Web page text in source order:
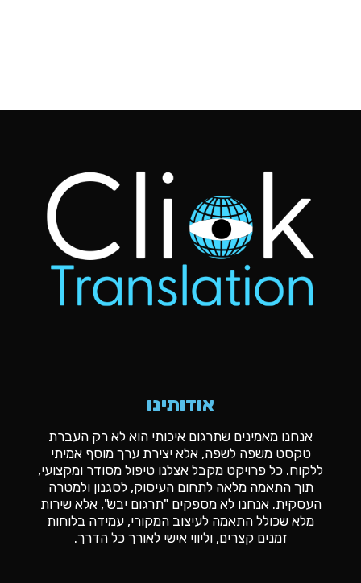
אודותינו
אנחנו מאמינים שתרגום איכותי הוא לא רק העברת
טקסט משפה לשפה, אלא יצירת ערך מוסף אמיתי
ללקוח. כל פרויקט מקבל אצלנו טיפול מסודר ומקצועי,
תוך התאמה מלאה לתחום העיסוק, לסגנון ולמטרה
העסקית. אנחנו לא מספקים "תרגום יבש", אלא שירות
מלא שכולל התאמה לעיצוב המקורי, עמידה בלוחות
זמנים קצרים, וליווי אישי לאורך כל הדרך.